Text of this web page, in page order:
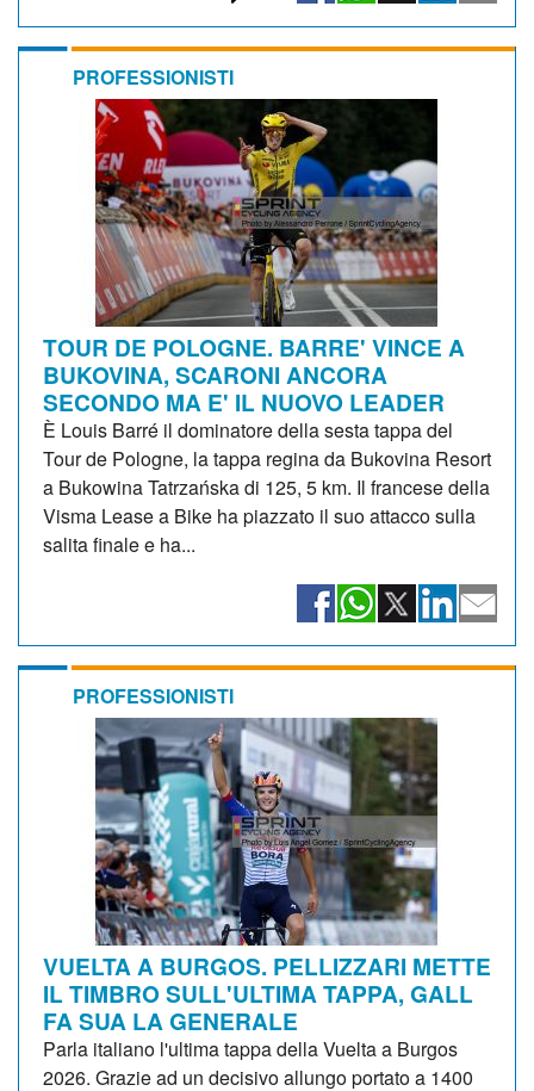
PROFESSIONISTI
TOUR DE POLOGNE. BARRE' VINCE A
BUKOVINA, SCARONI ANCORA
SECONDO MA E' IL NUOVO LEADER
È Louis Barré il dominatore della sesta tappa del
Tour de Pologne, la tappa regina da Bukovina Resort
a Bukowina Tatrzańska di 125, 5 km. Il francese della
Visma Lease a Bike ha piazzato il suo attacco sulla
salita finale e ha...
PROFESSIONISTI
VUELTA A BURGOS. PELLIZZARI METTE
IL TIMBRO SULL'ULTIMA TAPPA, GALL
FA SUA LA GENERALE
Parla italiano l'ultima tappa della Vuelta a Burgos
2026. Grazie ad un decisivo allungo portato a 1400